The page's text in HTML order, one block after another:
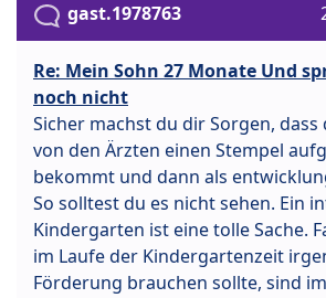
gast.1978763
Re: Mein Sohn 27 Monate Und
noch nicht
Sicher machst du dir Sorgen, dass
von den Ärzten einen Stempel
bekommt und dann als
So solltest du es nicht sehen. Ein
Kindergarten ist eine tolle Sache.
im Laufe der Kindergartenzeit
Förderung brauchen sollte, sind